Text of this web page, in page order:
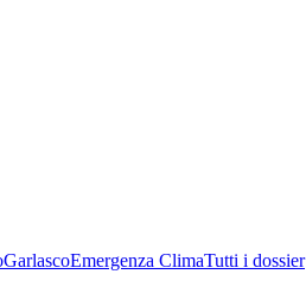
GarlascoEmergenza ClimaTutti i dossier